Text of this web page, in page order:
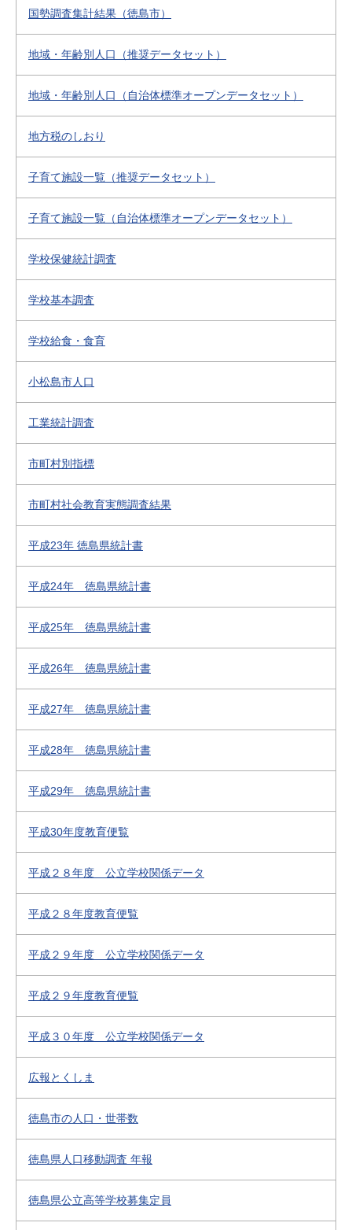
国勢調査集計結果（徳島市）
地域・年齢別人口（推奨データセット）
地域・年齢別人口（自治体標準オープンデータセット）
地方税のしおり
子育て施設一覧（推奨データセット）
子育て施設一覧（自治体標準オープンデータセット）
学校保健統計調査
学校基本調査
学校給食・食育
小松島市人口
工業統計調査
市町村別指標
市町村社会教育実態調査結果
平成23年 徳島県統計書
平成24年 徳島県統計書
平成25年 徳島県統計書
平成26年 徳島県統計書
平成27年 徳島県統計書
平成28年 徳島県統計書
平成29年 徳島県統計書
平成30年度教育便覧
平成２８年度 公立学校関係データ
平成２８年度教育便覧
平成２９年度 公立学校関係データ
平成２９年度教育便覧
平成３０年度 公立学校関係データ
広報とくしま
徳島市の人口・世帯数
徳島県人口移動調査 年報
徳島県公立高等学校募集定員